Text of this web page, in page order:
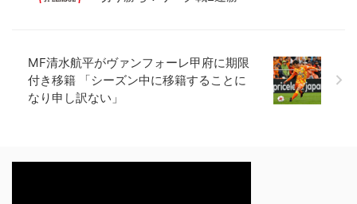
MF清水航平がヴァンフォーレ甲府に期限
付き移籍 「シーズン中に移籍することに
なり申し訳ない」